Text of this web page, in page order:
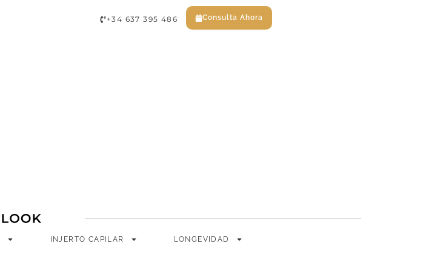
EN ES Consulta Ahora
+34 637 395 486 Consulta Ahora
INJERTO CAPILAR LONGEVIDAD